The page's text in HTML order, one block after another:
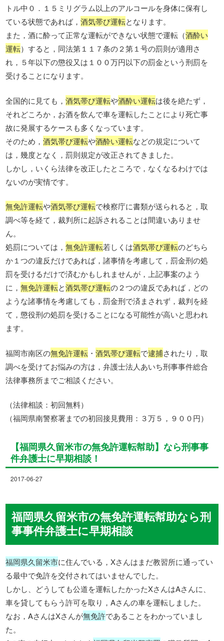
トル中０．１５ミリグラム以上のアルコールを身体に保有し
ている状態であれば，酒気帯び運転となります。
また，酒に酔って正常な運転ができない状態で運転（酒酔い
運転）すると，同法第１１７条の２第１号の罰則が適用さ
れ，５年以下の懲役又は１００万円以下の罰金という刑罰を
受けることになります。
全国的に見ても，酒気帯び運転や酒酔い運転は後を絶たず，
それどころか，お酒を飲んで車を運転したことにより死亡事
故に発展するケースも多くなっています。
そのため，酒気帯び運転や酒酔い運転などの規定について
は，幾度となく，罰則規定が改正されてきました。
しかし，いくら法律を改正したところで，なくなるわけでは
ないのが実情です。
無免許運転や酒気帯び運転で検察庁に書類が送られると，取
調べ等を経て，裁判所に起訴されることは間違いありませ
ん。
処罰については，無免許運転若しくは酒気帯び運転のどちら
か１つの違反だけであれば，諸事情を考慮して，罰金刑の処
罰を受けるだけで済むかもしれませんが，上記事案のよう
に，無免許運転と酒気帯び運転の２つの違反であれば，どの
ような諸事情を考慮しても，罰金刑で済まされず，裁判を経
て，懲役刑の処罰を受けることになる可能性が高いと思われ
ます。
福岡市南区の無免許運転 ・酒気帯び運転で逮捕されたり，取
調べを受けてお悩みの方は，弁護士法人あいち刑事事件総合
法律事務所までご相談ください。
（法律相談：初回無料）
（福岡県南警察署までの初回接見費用：３万５，９００円）
【福岡県久留米市の無免許運転幇助】なら刑事事
件弁護士に早期相談！
2017-06-27
福岡県久留米市の無免許運転幇助なら刑
事事件弁護士に早期相談
福岡県久留米市に住んでいる，Xさんはまだ教習所に通ってい
る最中で免許を交付されてはいませんでした。
しかし、どうしても公道を運転したかったXさんはAさんに、
車を貸してもらう許可を取り，Aさんの車を運転しました。
なお，AさんはXさんが無免許であることをわかっていまし
た。